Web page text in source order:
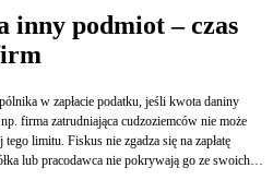
inny podmiot – czas
w zapłacie podatku, jeśli kwota daniny
firma zatrudniająca cudzoziemców nie może
limitu. Fiskus nie zgadza się na zapłatę
lub pracodawca nie pokrywają go ze swoich